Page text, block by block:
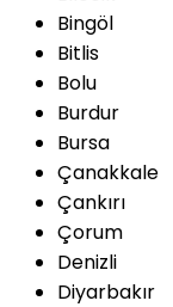
Bingöl
Bitlis
Bolu
Burdur
Bursa
Çanakkale
Çankırı
Çorum
Denizli
Diyarbakır